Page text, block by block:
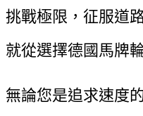
挑戰極限，征服道
就從選擇德國馬牌
無論您是追求速度